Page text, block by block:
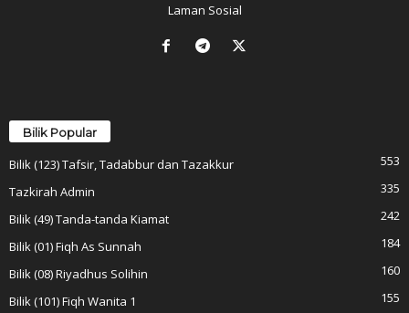
Laman Sosial
Bilik Popular
Bilik (123) Tafsir, Tadabbur dan Tazakkur
553
Tazkirah Admin
335
Bilik (49) Tanda-tanda Kiamat
242
Bilik (01) Fiqh As Sunnah
184
Bilik (08) Riyadhus Solihin
160
Bilik (101) Fiqh Wanita 1
155